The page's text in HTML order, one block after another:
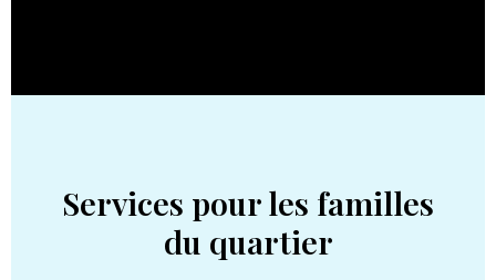
Services pour les familles
du quartier